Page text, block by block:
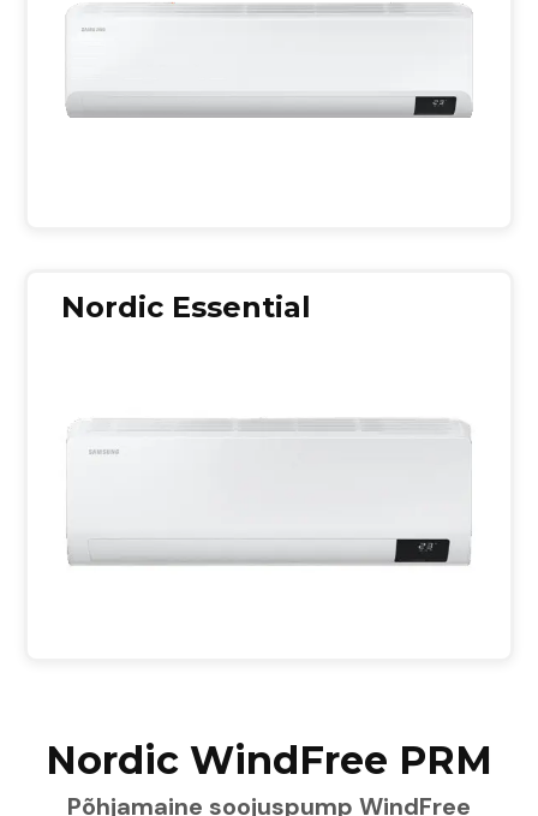
Nordic Essential
Nordic WindFree PRM
Põhjamaine soojuspump WindFree